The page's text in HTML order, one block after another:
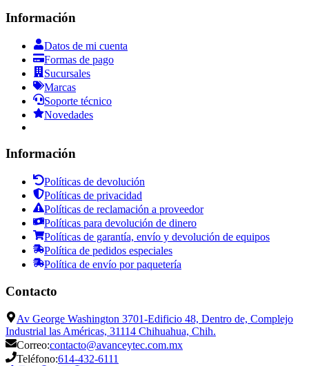
Información
Datos de mi cuenta
Formas de pago
Sucursales
Marcas
Soporte técnico
Novedades
Información
Políticas de devolución
Políticas de privacidad
Políticas de reclamación a proveedor
Políticas para devolución de dinero
Políticas de garantía, envío y devolución de equipos
Política de pedidos especiales
Política de envío por paquetería
Contacto
Av George Washington 3701-Edificio 48, Dentro de, Complejo
Industrial las Américas, 31114 Chihuahua, Chih.
Correo:contacto@avanceytec.com.mx
Teléfono:614-432-6111